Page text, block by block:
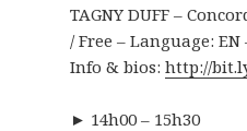
TAGNY DUFF –
/ Free – Language: EN
Info & bios:http://
► 14h00 – 15h30